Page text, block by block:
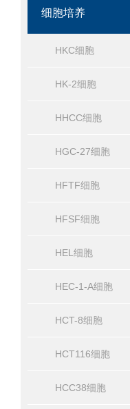
细胞培养
HKC细胞
HK-2细胞
HHCC细胞
HGC-27细胞
HFTF细胞
HFSF细胞
HEL细胞
HEC-1-A细胞
HCT-8细胞
HCT116细胞
HCC38细胞